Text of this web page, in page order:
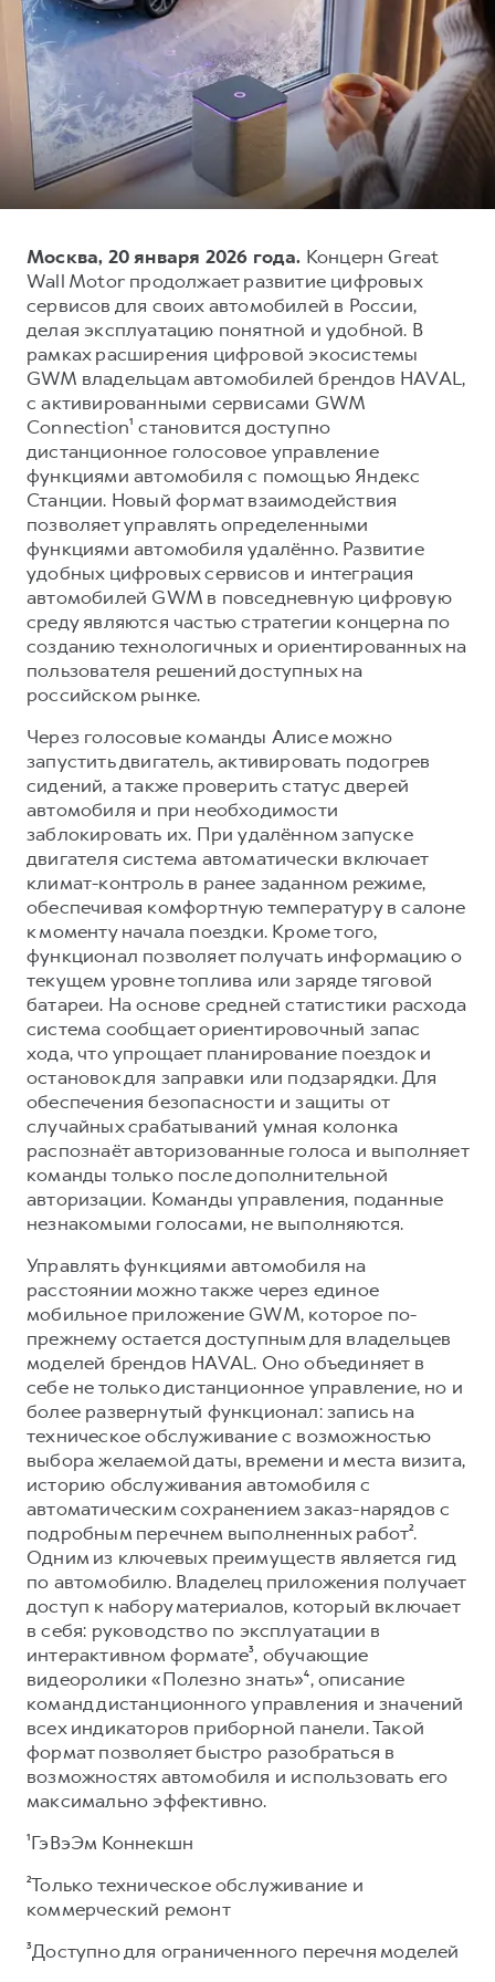
DARGO
от 3 199 000 ₽
DARGO X
от 3 499 000 ₽
F7
от 2 899 000 ₽
F7X
от 3 599 000 ₽
от 3 449 000 ₽
Тест-драйв
Трейд-ин
КРЕДИТ И СТРАХОВАНИЕ
Кредитный калькулятор
Страхование
Кредит
КОРПОРАТИВНЫМ КЛИЕНТАМ
Для малого бизнеса
Корпоративным клиентам
Крупным корпоративным клиентам
Система управления автопарком
Сервис для корпоративных клиентов
HAVAL Лизинг
АКСЕССУАРЫ HAVAL
Автомобильные аксессуары
Коллекция CITY
Коллекция Базовая
Коллекция Детская
СЕРВИСНОЕ ОБСЛУЖИВАНИЕ
Нулевое ТО
Программа «Помощь на дороге»
Регламенты технического обслуживания
Электронный ПТС
GWM Безопасность
Гарантия HAVAL
Мобильное приложение GWM
Программа «HAVAL Защита+»
Руководства по эксплуатации
Подписки
АКСЕССУАРЫ HAVAL
Автомобильные аксессуары
Коллекция CITY
Коллекция Базовая
Коллекция Детская
О дилере
Наша команда
Контакты
Москва, 20 января 2026 года. Концерн Great
Wall Motor продолжает развитие цифровых
сервисов для своих автомобилей в России,
делая эксплуатацию понятной и удобной. В
рамках расширения цифровой экосистемы
GWM владельцам автомобилей брендов HAVAL,
с активированными сервисами GWM
Connection¹ становится доступно
дистанционное голосовое управление
функциями автомобиля с помощью Яндекс
Станции. Новый формат взаимодействия
позволяет управлять определенными
функциями автомобиля удалённо. Развитие
удобных цифровых сервисов и интеграция
автомобилей GWM в повседневную цифровую
среду являются частью стратегии концерна по
созданию технологичных и ориентированных на
пользователя решений доступных на
российском рынке.
Через голосовые команды Алисе можно
запустить двигатель, активировать подогрев
сидений, а также проверить статус дверей
автомобиля и при необходимости
заблокировать их. При удалённом запуске
двигателя система автоматически включает
климат-контроль в ранее заданном режиме,
обеспечивая комфортную температуру в салоне
к моменту начала поездки. Кроме того,
функционал позволяет получать информацию о
текущем уровне топлива или заряде тяговой
батареи. На основе средней статистики расхода
система сообщает ориентировочный запас
хода, что упрощает планирование поездок и
остановок для заправки или подзарядки. Для
обеспечения безопасности и защиты от
случайных срабатываний умная колонка
распознаёт авторизованные голоса и выполняет
команды только после дополнительной
авторизации. Команды управления, поданные
незнакомыми голосами, не выполняются.
Управлять функциями автомобиля на
расстоянии можно также через единое
мобильное приложение GWM, которое по-
прежнему остается доступным для владельцев
моделей брендов HAVAL. Оно объединяет в
себе не только дистанционное управление, но и
более развернутый функционал: запись на
техническое обслуживание с возможностью
выбора желаемой даты, времени и места визита,
историю обслуживания автомобиля с
автоматическим сохранением заказ-нарядов с
подробным перечнем выполненных работ².
Одним из ключевых преимуществ является гид
по автомобилю. Владелец приложения получает
доступ к набору материалов, который включает
в себя: руководство по эксплуатации в
интерактивном формате³, обучающие
видеоролики «Полезно знать»⁴, описание
команд дистанционного управления и значений
всех индикаторов приборной панели. Такой
формат позволяет быстро разобраться в
возможностях автомобиля и использовать его
максимально эффективно.
¹ГэВэЭм Коннекшн
²Только техническое обслуживание и
коммерческий ремонт
³Доступно для ограниченного перечня моделей